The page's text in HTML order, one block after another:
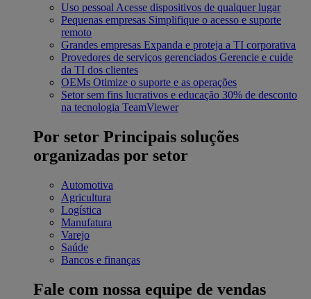
Uso pessoal Acesse dispositivos de qualquer lugar
Pequenas empresas Simplifique o acesso e suporte
remoto
Grandes empresas Expanda e proteja a TI corporativa
Provedores de serviços gerenciados Gerencie e cuide
da TI dos clientes
OEMs Otimize o suporte e as operações
Setor sem fins lucrativos e educação 30% de desconto
na tecnologia TeamViewer
Por setor Principais soluções
organizadas por setor
Automotiva
Agricultura
Logística
Manufatura
Varejo
Saúde
Bancos e finanças
Fale com nossa equipe de vendas